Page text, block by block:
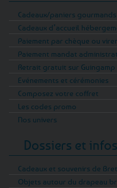
Cadeaux/paniers gourmands
Cadeaux d’accueil
Paiement par chèque ou
Paiement mandat
Retrait gratuit sur Guingamp
Evénements et cérémonies
Composez votre coffret
Les codes promo
Nos univers
Dossiers et infos
Cadeaux et souvenirs de
Objets autour du drapeau